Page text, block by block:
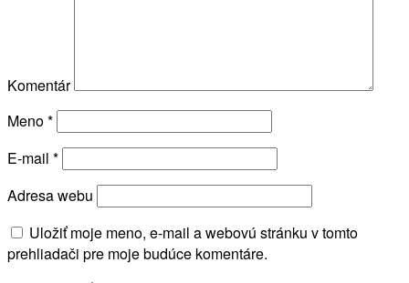
Komentár
Meno*
E-mail *
Adresa webu
Uložiť moje meno, e-mail a webovú stránku v tomto
prehliadači pre moje budúce komentáre.